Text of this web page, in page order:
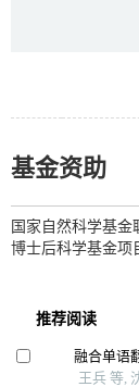
基金资助
国家自然科学基金
博士后科学基金项